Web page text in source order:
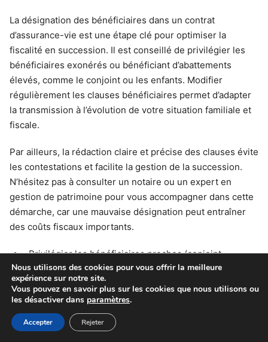
La désignation des bénéficiaires dans un contrat
d’assurance-vie est une étape clé pour optimiser la
fiscalité en succession. Il est conseillé de privilégier les
bénéficiaires exonérés ou bénéficiant d’abattements
élevés, comme le conjoint ou les enfants. Modifier
régulièrement les clauses bénéficiaires permet d’adapter
la transmission à l’évolution de votre situation familiale et
fiscale.
Par ailleurs, la rédaction claire et précise des clauses évite
les contestations et facilite la gestion de la succession.
N’hésitez pas à consulter un notaire ou un expert en
gestion de patrimoine pour vous accompagner dans cette
démarche, car une mauvaise désignation peut entraîner
des coûts fiscaux importants.
Privilégier les bénéficiaires proches (conjoint,
enfants)
Mettre à jour les clauses bénéficiaires régulièrement
Anticiper les versements en fonction de l’âge du
Nous utilisons des cookies pour vous offrir la meilleure
expérience sur notre site.
Vous pouvez en savoir plus sur les cookies que nous utilisons ou
les désactiver dans paramètres.
Accepter Rejeter